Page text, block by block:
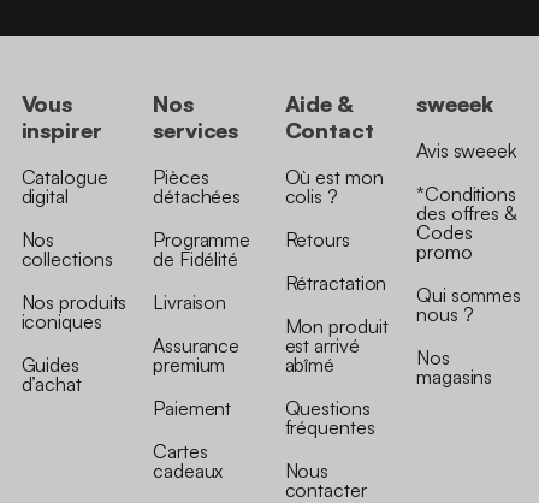
Vous
inspirer
Catalogue
digital
Nos
collections
Nos produits
iconiques
Guides
d’achat
Nos
services
Pièces
détachées
Programme
de Fidélité
Livraison
Assurance
premium
Paiement
Cartes
cadeaux
Aide &
Contact
Où est mon
colis ?
Retours
Rétractation
Mon produit
est arrivé
abîmé
Questions
fréquentes
Nous
contacter
sweeek
Avis sweeek
*Conditions
des offres &
Codes
promo
Qui sommes
nous ?
Nos
magasins